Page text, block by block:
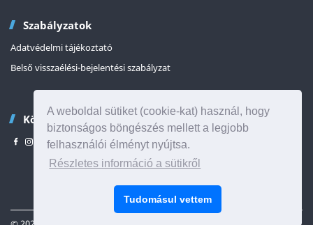
A weboldal sütiket (cookie-kat) használ, hogy
biztonságos böngészés mellett a legjobb
felhasználói élményt nyújtsa.
Részletes információ a sütikről
Tudomásul vettem
Szabályzatok
Adatvédelmi tájékoztató
Belső visszaélési-bejelentési szabályzat
Kövessen minket
Az oldal tetejére